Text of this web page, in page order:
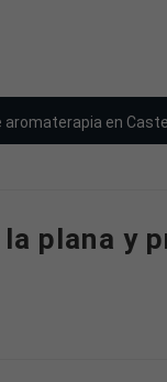
aromaterapia en
plana y